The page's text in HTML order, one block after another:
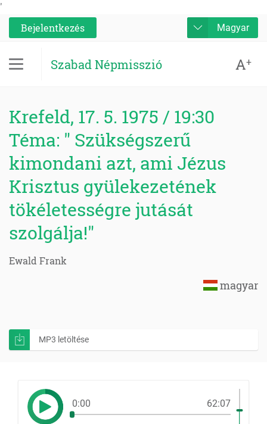
'
Bejelentkezés
Magyar
Szabad Népmisszió A+
Krefeld, 17. 5. 1975 / 19:30
Téma: " Szükségszerű
kimondani azt, ami Jézus
Krisztus gyülekezetének
tökéletességre jutását
szolgálja!"
Ewald Frank
magyar
MP3 letöltése
0:00 62:07